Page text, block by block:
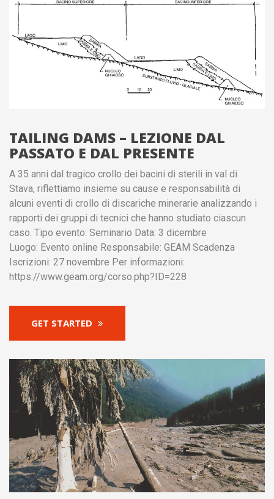
TAILING DAMS – LEZIONE DAL
PASSATO E DAL PRESENTE
A 35 anni dal tragico crollo dei bacini di sterili in val di
Stava, riflettiamo insieme su cause e responsabilità di
alcuni eventi di crollo di discariche minerarie analizzando i
rapporti dei gruppi di tecnici che hanno studiato ciascun
caso. Tipo evento: Seminario Data: 3 dicembre
Luogo: Evento online Responsabile: GEAM Scadenza
Iscrizioni: 27 novembre Per informazioni:
https://www.geam.org/corso.php?ID=228
GET STARTED